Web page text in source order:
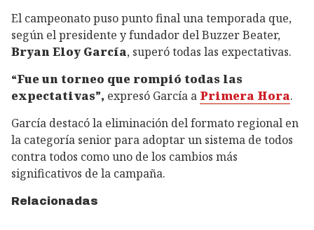
El campeonato puso punto final una temporada que,
según el presidente y fundador del Buzzer Beater,
Bryan Eloy García, superó todas las expectativas.
“Fue un torneo que rompió todas las
expectativas”, expresó García a Primera Hora.
García destacó la eliminación del formato regional en
la categoría senior para adoptar un sistema de todos
contra todos como uno de los cambios más
significativos de la campaña.
Relacionadas